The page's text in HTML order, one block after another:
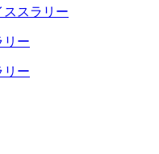
ススラリー
リー
リー